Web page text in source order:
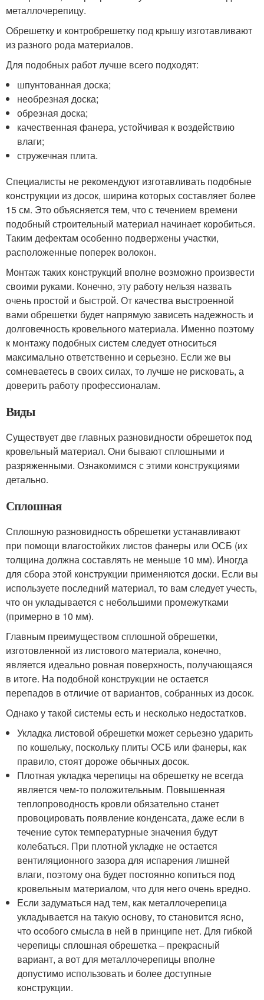
металлочерепицу.
Обрешетку и контробрешетку под крышу изготавливают
из разного рода материалов.
Для подобных работ лучше всего подходят:
шпунтованная доска;
необрезная доска;
обрезная доска;
качественная фанера, устойчивая к воздействию
влаги;
стружечная плита.
Специалисты не рекомендуют изготавливать подобные
конструкции из досок, ширина которых составляет более
15 см. Это объясняется тем, что с течением времени
подобный строительный материал начинает коробиться.
Таким дефектам особенно подвержены участки,
расположенные поперек волокон.
Монтаж таких конструкций вполне возможно произвести
своими руками. Конечно, эту работу нельзя назвать
очень простой и быстрой. От качества выстроенной
вами обрешетки будет напрямую зависеть надежность и
долговечность кровельного материала. Именно поэтому
к монтажу подобных систем следует относиться
максимально ответственно и серьезно. Если же вы
сомневаетесь в своих силах, то лучше не рисковать, а
доверить работу профессионалам.
Виды
Существует две главных разновидности обрешеток под
кровельный материал. Они бывают сплошными и
разряженными. Ознакомимся с этими конструкциями
детально.
Сплошная
Сплошную разновидность обрешетки устанавливают
при помощи влагостойких листов фанеры или ОСБ (их
толщина должна составлять не меньше 10 мм). Иногда
для сбора этой конструкции применяются доски. Если вы
используете последний материал, то вам следует учесть,
что он укладывается с небольшими промежутками
(примерно в 10 мм).
Главным преимуществом сплошной обрешетки,
изготовленной из листового материала, конечно,
является идеально ровная поверхность, получающаяся
в итоге. На подобной конструкции не остается
перепадов в отличие от вариантов, собранных из досок.
Однако у такой системы есть и несколько недостатков.
Укладка листовой обрешетки может серьезно ударить
по кошельку, поскольку плиты ОСБ или фанеры, как
правило, стоят дороже обычных досок.
Плотная укладка черепицы на обрешетку не всегда
является чем-то положительным. Повышенная
теплопроводность кровли обязательно станет
провоцировать появление конденсата, даже если в
течение суток температурные значения будут
колебаться. При плотной укладке не остается
вентиляционного зазора для испарения лишней
влаги, поэтому она будет постоянно копиться под
кровельным материалом, что для него очень вредно.
Если задуматься над тем, как металлочерепица
укладывается на такую основу, то становится ясно,
что особого смысла в ней в принципе нет. Для гибкой
черепицы сплошная обрешетка – прекрасный
вариант, а вот для металлочерепицы вполне
допустимо использовать и более доступные
конструкции.